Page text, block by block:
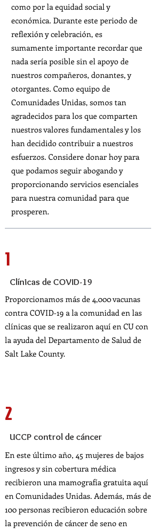
como por la equidad social y
económica. Durante este periodo de
reflexión y celebración, es
sumamente importante recordar que
nada sería posible sin el apoyo de
nuestros compañeros, donantes, y
otorgantes. Como equipo de
Comunidades Unidas, somos tan
agradecidos para los que comparten
nuestros valores fundamentales y los
han decidido contribuir a nuestros
esfuerzos. Considere donar hoy para
que podamos seguir abogando y
proporcionando servicios esenciales
para nuestra comunidad para que
prosperen.
1
Clínicas de COVID-19
Proporcionamos más de 4,000 vacunas
contra COVID-19 a la comunidad en las
clínicas que se realizaron aquí en CU con
la ayuda del Departamento de Salud de
Salt Lake County.
2
UCCP control de cáncer
En este último año, 45 mujeres de bajos
ingresos y sin cobertura médica
recibieron una mamografía gratuita aquí
en Comunidades Unidas. Además, más de
100 personas recibieron educación sobre
la prevención de cáncer de seno en